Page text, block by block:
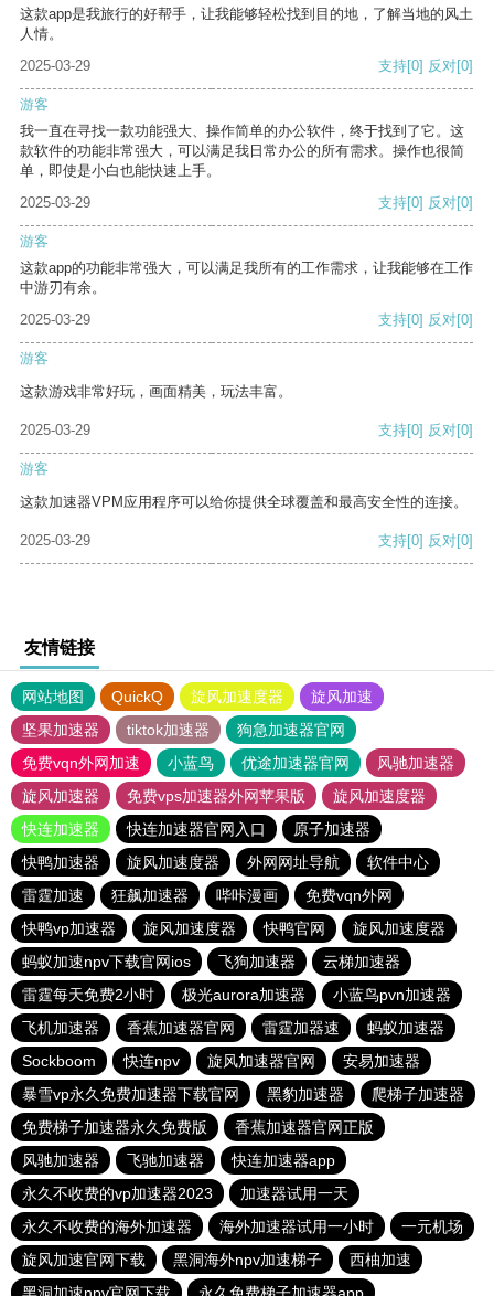
这款app是我旅行的好帮手，让我能够轻松找到目的地，了解当地的风土
人情。
2025-03-29
支持[0] 反对[0]
游客
我一直在寻找一款功能强大、操作简单的办公软件，终于找到了它。这
款软件的功能非常强大，可以满足我日常办公的所有需求。操作也很简
单，即使是小白也能快速上手。
2025-03-29
支持[0] 反对[0]
游客
这款app的功能非常强大，可以满足我所有的工作需求，让我能够在工作
中游刃有余。
2025-03-29
支持[0] 反对[0]
游客
这款游戏非常好玩，画面精美，玩法丰富。
2025-03-29 支持[0] 反对[0]
游客
这款加速器VPM应用程序可以给你提供全球覆盖和最高安全性的连接。
2025-03-29 支持[0] 反对[0]
友情链接
网站地图 QuickQ 旋风加速度器
旋风加速
坚果加速器
tiktok加速器
狗急加速器官网
免费vqn外网加速
小蓝鸟 优途加速器官网
风驰加速器
旋风加速器
免费vps加速器外网苹果版
旋风加速度器
快连加速器
快连加速器官网入口
原子加速器
快鸭加速器
旋风加速度器 外网网址导航
软件中心
雷霆加速
狂飙加速器 哔咔漫画
免费vqn外网
快鸭vp加速器
旋风加速度器 快鸭官网
旋风加速度器
蚂蚁加速npv下载官网ios
飞狗加速器
云梯加速器
雷霆每天免费2小时
极光aurora加速器
小蓝鸟pvn加速器
飞机加速器
香蕉加速器官网 雷霆加器速
蚂蚁加速器
Sockboom
快连npv 旋风加速器官网
安易加速器
暴雪vp永久免费加速器下载官网
黑豹加速器
爬梯子加速器
免费梯子加速器永久免费版
香蕉加速器官网正版
风驰加速器
飞驰加速器
快连加速器app
永久不收费的vp加速器2023
加速器试用一天
永久不收费的海外加速器
海外加速器试用一小时
一元机场
旋风加速官网下载
黑洞海外npv加速梯子
西柚加速